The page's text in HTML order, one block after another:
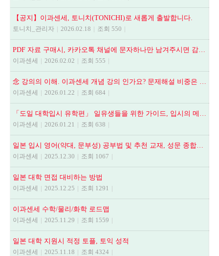
【공지】이과센세, 토니치(TONICHI)로 새롭게 출발합니다.
토니치_관리자 | 2026.02.18 | 조회 550 |
이과센세 | 2026.02.02 | 조회 555 |
이과센세 | 2026.01.22 | 조회 684 |
이과센세 | 2026.01.21 | 조회 638 |
이과센세 | 2025.12.30 | 조회 1067 |
일본 대학 면접 대비하는 방법
이과센세 | 2025.12.25 | 조회 1291 |
이과센세 수학/물리/화학 로드맵
이과센세 | 2025.11.29 | 조회 1559 |
일본 대학 지원시 적정 토플, 토익 성적
이과센세 | 2025.11.18 | 조회 4324 |